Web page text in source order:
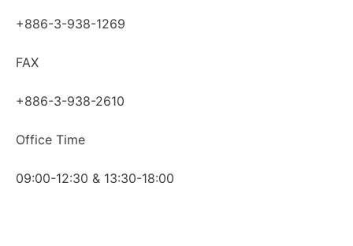
+886-3-938-1269​
FAX
+886-3-938-2610
Office Time
09:00-12:30 & 13:30-18:00